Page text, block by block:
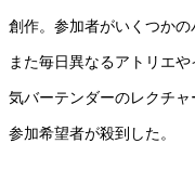
創作。参加者がいくつかの
また毎日異なるアトリエ
気バーテンダーのレクチ
参加希望者が殺到した。